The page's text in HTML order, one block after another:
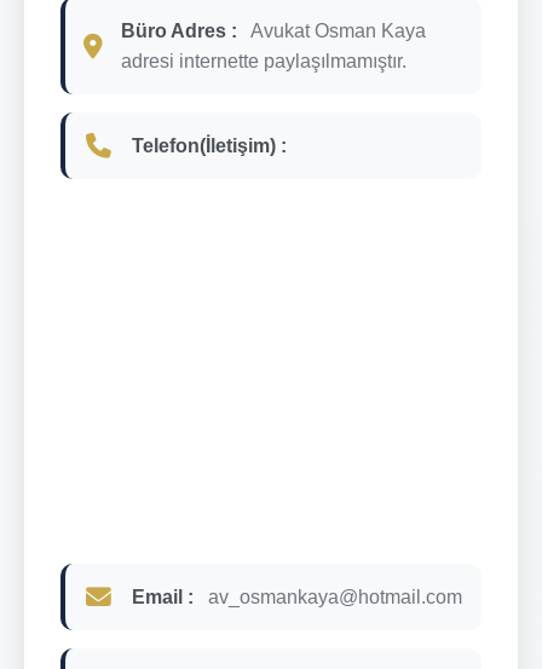
Büro Adres :
Avukat Osman Kaya
adresi internette paylaşılmamıştır.
Telefon(İletişim) :
Email : av_osmankaya@hotmail.com